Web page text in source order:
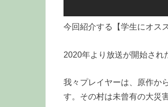
今回紹介する【学生にオス
2020年より放送が開始され
我々プレイヤーは、原作か
す。その村は未曾有の大災